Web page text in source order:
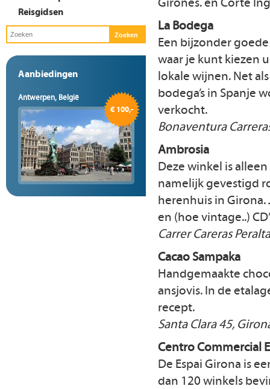
Reisgidsen
Aanbiedingen
Antwerpen, België
€ 100,-
La Bodega
Een bijzonder
waar je kunt kiezen
lokale wijnen. Net
bodega’s in Spanje
verkocht.
Bonaventura
Ambrosia
Deze winkel is
namelijk gevestigd
herenhuis in
en (hoe vintage..)
Carrer Careras
Cacao Sampaka
Handgemaakte
ansjovis. In de
recept.
Santa Clara 45,
Centro Commercial
De Espai Girona is
dan 120 winkels